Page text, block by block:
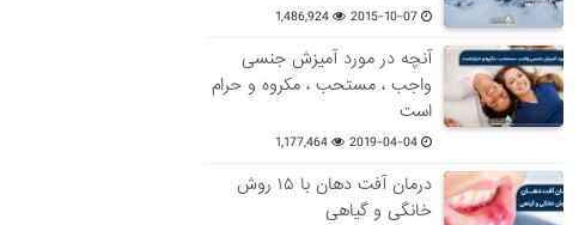
2015-10-07
1,486,924
آنچه در مورد آمیزش جنسی
واجب ، مستحب ، مکروه و حرام
است
2019-04-04
1,177,464
درمان آفت دهان با ۱۵ روش
خانگی و گیاهی